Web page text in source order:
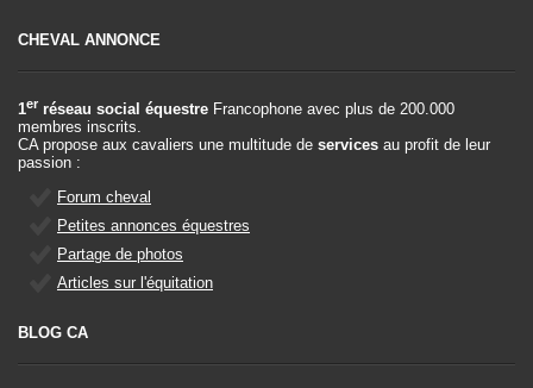
CHEVAL ANNONCE
1er réseau social équestre Francophone avec plus de 200.000
membres inscrits.
CA propose aux cavaliers une multitude de services au profit de leur
passion :
Forum cheval
Petites annonces équestres
Partage de photos
Articles sur l'équitation
BLOG CA